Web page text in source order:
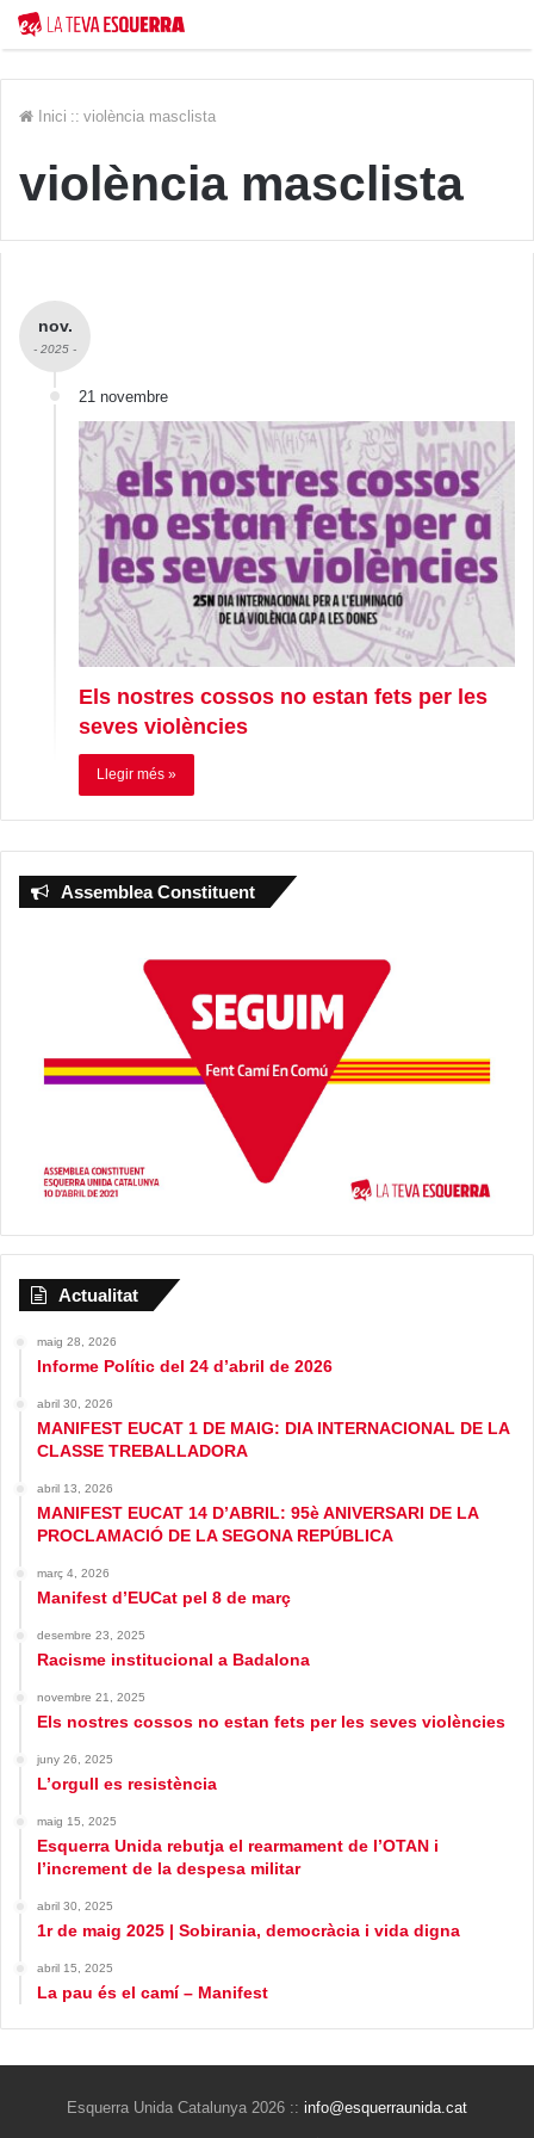
Inici :: violència masclista
violència masclista
nov.
- 2025 -
21 novembre
Els nostres cossos no estan fets per les
seves violències
Llegir més »
Assemblea Constituent
Actualitat
maig 28, 2026
Informe Polític del 24 d’abril de 2026
abril 30, 2026
MANIFEST EUCAT 1 DE MAIG: DIA INTERNACIONAL DE LA
CLASSE TREBALLADORA
abril 13, 2026
MANIFEST EUCAT 14 D’ABRIL: 95è ANIVERSARI DE LA
PROCLAMACIÓ DE LA SEGONA REPÚBLICA
març 4, 2026
Manifest d’EUCat pel 8 de març
desembre 23, 2025
Racisme institucional a Badalona
novembre 21, 2025
Els nostres cossos no estan fets per les seves violències
juny 26, 2025
L’orgull es resistència
maig 15, 2025
Esquerra Unida rebutja el rearmament de l’OTAN i
l’increment de la despesa militar
abril 30, 2025
1r de maig 2025 | Sobirania, democràcia i vida digna
abril 15, 2025
La pau és el camí – Manifest
Esquerra Unida Catalunya 2026 :: info@esquerraunida.cat